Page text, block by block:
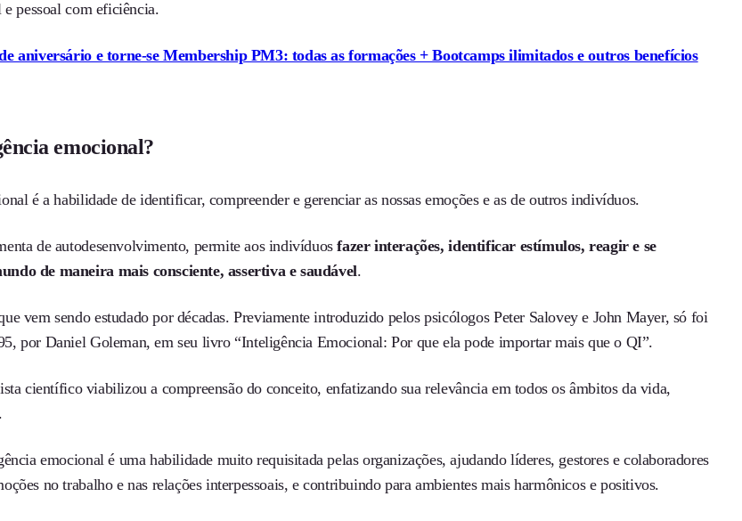
pessoal com eficiência.
aniversário e torne-se Membership PM3: todas as formações + Bootcamps ilimitados e outros benefícios
emocional?
é a habilidade de identificar, compreender e gerenciar as nossas emoções e as de outros indivíduos.
de autodesenvolvimento, permite aos indivíduosfazer interações, identificar estímulos, reagir e se
de maneira mais consciente, assertiva e saudável.
vem sendo estudado por décadas. Previamente introduzido pelos psicólogos Peter Salovey e John Mayer, só foi
por Daniel Goleman, em seu livro “Inteligência Emocional: Por que ela pode importar mais que o QI”.
científico viabilizou a compreensão do conceito, enfatizando sua relevância em todos os âmbitos da vida,
emocional é uma habilidade muito requisitada pelas organizações, ajudando líderes, gestores e colaboradores
no trabalho e nas relações interpessoais, e contribuindo para ambientes mais harmônicos e positivos.